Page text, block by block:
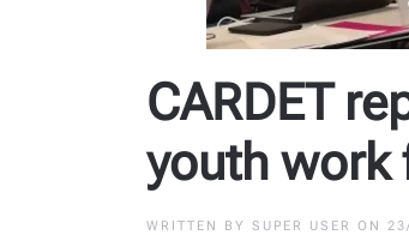
CARDET
youth work
WRITTEN BY SUPER USER ON